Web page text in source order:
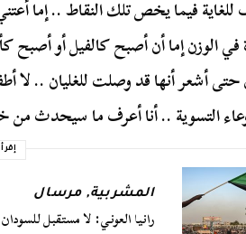
فيما يخص تلك النقاط .. إما
في الوزن إما أن أصبح كالفيل أو أصبح
حتى أشعر أنها قد وصلت للغليان .. لا
التسوية .. أنا أعرف ما سيحدث
المشربية,مرسال
رانيا العوني: لا مستقبل